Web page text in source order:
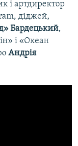
і артдиректор
діджей,
Бардецький,
і «Океан
Андрія